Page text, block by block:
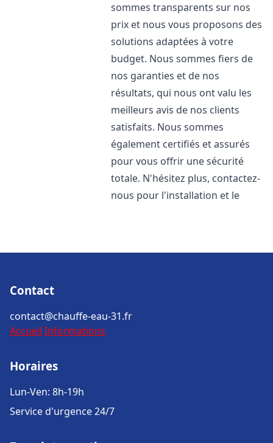
sommes transparents sur nos
prix et nous vous proposons des
solutions adaptées à votre
budget. Nous sommes fiers de
nos garanties et de nos
résultats, qui nous ont valu les
meilleurs avis de nos clients
satisfaits. Nous sommes
également certifiés et assurés
pour vous offrir une sécurité
totale. N'hésitez plus, contactez-
nous pour l'installation et le
Contact
contact@chauffe-eau-31.fr
Accueil Informations
Horaires
Lun-Ven: 8h-19h
Service d'urgence 24/7